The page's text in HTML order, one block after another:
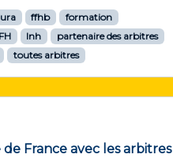
ffhb
formation
lnh
partenaire des arbitres
toutes arbitres
France avec les arbitres